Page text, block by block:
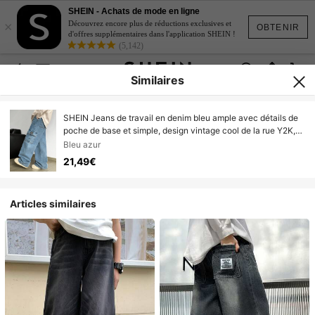
OBTENIR
×
SHEIN - Achats de mode en ligne
Découvrez encore plus de réductions exclusives et
d'offres supplémentaires dans l'application SHEIN !
(5,142)
Similaires
SHEIN Jeans de travail en denim bleu ample avec détails de
poche de base et simple, design vintage cool de la rue Y2K,
décontracté, convient pour les jeunes garçons. Idéal pour le
port quotidien, l'hiver, l'automne, les festivals de rave et le
streetwear scolaire.
Bleu azur
21,49€
Articles similaires